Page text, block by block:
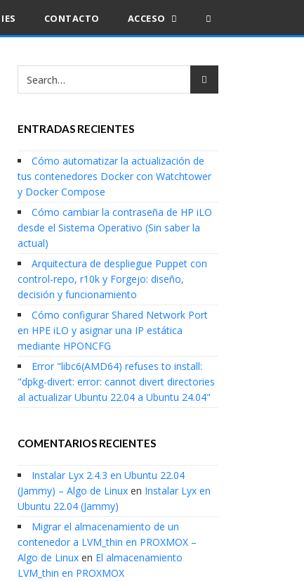
IES CONTACTO ACCESO
ENTRADAS RECIENTES
Cómo automatizar la actualización de
tus contenedores Docker con Watchtower
y Docker Compose
Cómo cambiar la contraseña de HP iLO
desde el Sistema Operativo (Sin saber la
actual)
Arquitectura de despliegue Puppet con
control-repo, r10k y Forgejo: diseño,
decisión y funcionamiento
Cómo configurar Shared Network Port
en HPE iLO y asignar una IP estática
mediante HPONCFG
Error "libc6(AMD64) refuses to install:
"dpkg-divert: error: cannot divert directories
al actualizar Ubuntu 22.04 a Ubuntu 24.04"
COMENTARIOS RECIENTES
Instalar Lyx 2.4.3 en Ubuntu 22.04
(Jammy) – Algo de Linux en Instalar Lyx en
Ubuntu 22.04 (Jammy)
Migrar el almacenamiento de un
contenedor a LVM_thin en PROXMOX –
Algo de Linux en El almacenamiento
LVM_thin en PROXMOX